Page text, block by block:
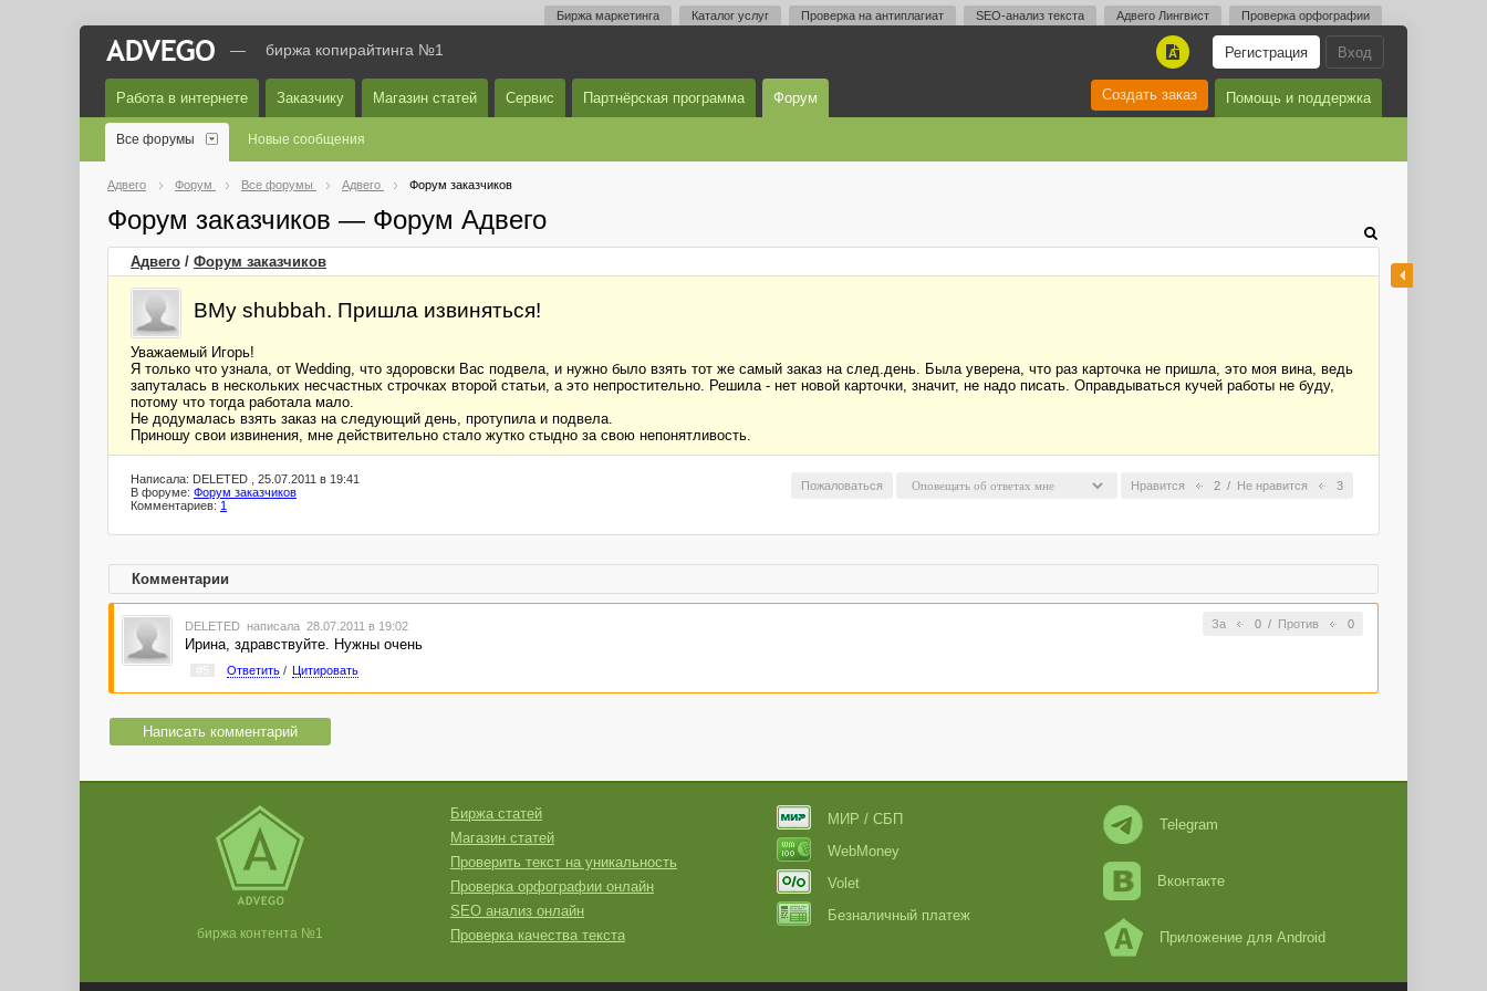
Биржа маркетинга Каталог услуг Проверка на антиплагиат SEO-анализ текста Адвего Лингвист Проверка орфографии
Вход
Регистрация
A
— биржа копирайтинга №1
Работа в интернете Заказчику Магазин статей Сервис Партнёрская программа Форум Помощь и поддержка
Создать заказ
Все форумы Новые сообщения
Адвего Форум Все форумы Адвего Форум заказчиков
Форум заказчиков — Форум Адвего
Адвего / Форум заказчиков
ВМу shubbah. Пришла извиняться!
Уважаемый Игорь!
Я только что узнала, от Wedding, что здоровски Вас подвела, и нужно было взять тот же самый заказ на след.день. Была уверена, что раз карточка не пришла, это моя вина, ведь
запуталась в нескольких несчастных строчках второй статьи, а это непростительно. Решила - нет новой карточки, значит, не надо писать. Оправдываться кучей работы не буду,
потому что тогда работала мало.
Не додумалась взять заказ на следующий день, протупила и подвела.
Приношу свои извинения, мне действительно стало жутко стыдно за свою непонятливость.
Нравится 2 / Не нравится 3
Пожаловаться
Написала: DELETED , 25.07.2011 в 19:41
В форуме: Форум заказчиков
Комментариев: 1
Комментарии
За 0/ Против 0
DELETED написала 28.07.2011 в 19:02
Ирина, здравствуйте. Нужны очень
Ответить/ Цитировать
Написать комментарий
биржа контента №1
Биржа статей
Магазин статей
Проверить текст на уникальность
Проверка орфографии онлайн
SEO анализ онлайн
Проверка качества текста
МИР / СБП
WebMoney
Volet
Безналичный платеж
Telegram
Вконтакте
Приложение для Android